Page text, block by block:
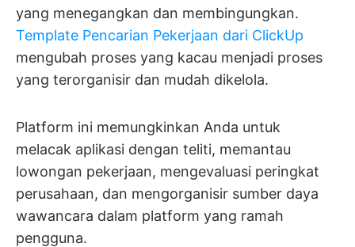
yang menegangkan dan membingungkan.
Template Pencarian Pekerjaan dari ClickUp
mengubah proses yang kacau menjadi proses
yang terorganisir dan mudah dikelola.
Platform ini memungkinkan Anda untuk
melacak aplikasi dengan teliti, memantau
lowongan pekerjaan, mengevaluasi peringkat
perusahaan, dan mengorganisir sumber daya
wawancara dalam platform yang ramah
pengguna.